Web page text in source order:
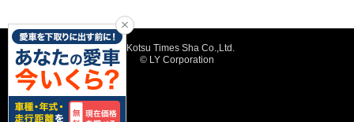
©Kotsu Times Sha Co.,Ltd.
© LY Corporation